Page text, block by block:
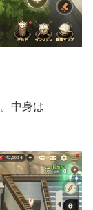
。中身は